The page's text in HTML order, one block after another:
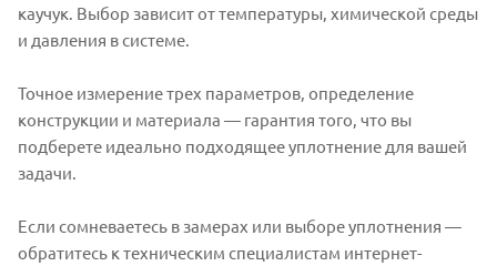
каучук. Выбор зависит от температуры, химической среды
и давления в системе.
Точное измерение трех параметров, определение
конструкции и материала — гарантия того, что вы
подберете идеально подходящее уплотнение для вашей
задачи.
Если сомневаетесь в замерах или выборе уплотнения —
обратитесь к техническим специалистам интернет-